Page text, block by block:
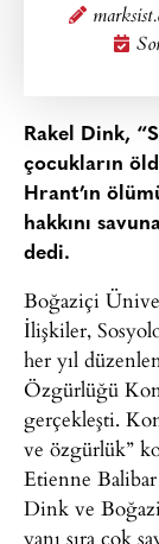
Rakel Dink,
çocukların
Hrant’ın
hakkını
dedi.
Boğaziçi
İlişkiler,
her yıl
Özgürlüğü
gerçekleşti.
ve özgürlük”
Etienne
Dink ve
yanı sıra çok